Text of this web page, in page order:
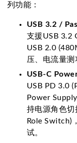
列功能：
USB 3.2 /
支援USB 3.2
USB 2.0
压、电流量测
USB-C
USB PD 3.0
Power
持电源角色
Role Switch)
试。